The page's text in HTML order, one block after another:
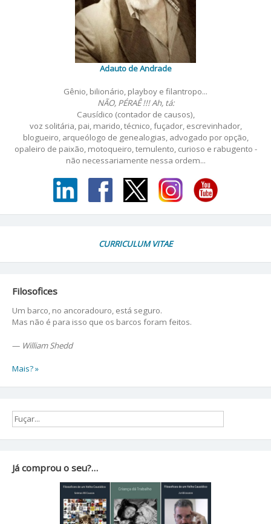
Adauto de Andrade
Gênio, bilionário, playboy e filantropo...
NÃO, PÉRAÊ !!! Ah, tá:
Causídico (contador de causos),
voz solitária, pai, marido, técnico, fuçador, escrevinhador,
blogueiro, arqueólogo de genealogias, advogado por opção,
opaleiro de paixão, motoqueiro, temulento, curioso e rabugento -
não necessariamente nessa ordem...
CURRICULUM VITAE
Filosofices
Um barco, no ancoradouro, está seguro.
Mas não é para isso que os barcos foram feitos.
— William Shedd
Mais? »
Já comprou o seu?…